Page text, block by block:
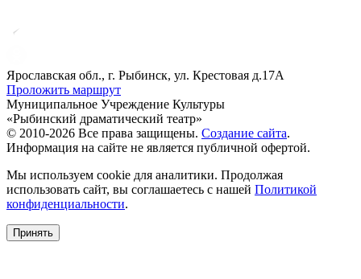
Ярославская обл., г. Рыбинск, ул. Крестовая д.17А
Проложить маршрут
Муниципальное Учреждение Культуры
«Рыбинский драматический театр»
© 2010-2026 Все права защищены. Создание сайта.
Информация на сайте не является публичной офертой.
Мы используем cookie для аналитики. Продолжая
использовать сайт, вы соглашаетесь с нашей Политикой
конфиденциальности.
Принять